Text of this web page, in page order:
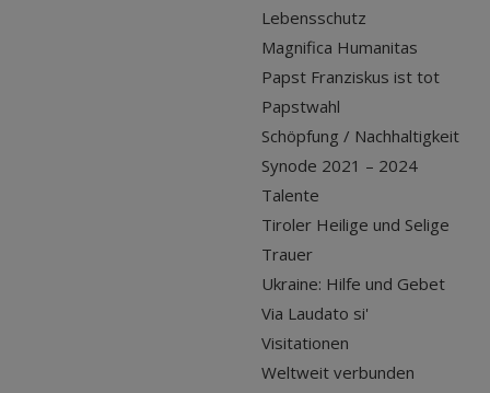
Lebensschutz
Magnifica Humanitas
Papst Franziskus ist tot
Papstwahl
Schöpfung / Nachhaltigkeit
Synode 2021 – 2024
Talente
Tiroler Heilige und Selige
Trauer
Ukraine: Hilfe und Gebet
Via Laudato si'
Visitationen
Weltweit verbunden